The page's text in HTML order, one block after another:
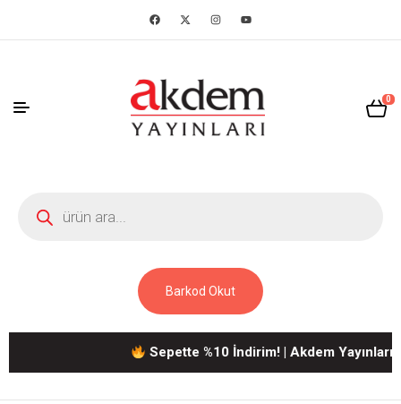
0
Barkod Okut
Sepette %10 İndirim! | Akdem Yayınlarına Ait